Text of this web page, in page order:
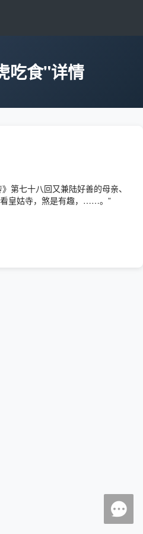
吃食"详情
第七十八回又兼陆好善的母亲、
皇姑寺，煞是有趣，……。”